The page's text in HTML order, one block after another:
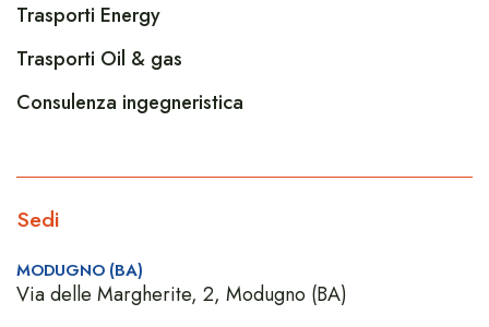
Trasporti Energy
Trasporti Oil & gas
Consulenza ingegneristica
Sedi
MODUGNO (BA)
Via delle Margherite, 2, Modugno (BA)